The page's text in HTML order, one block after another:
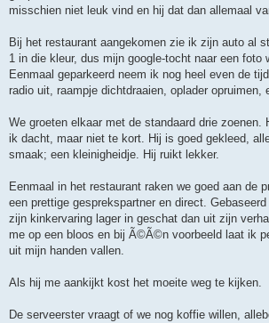
misschien niet leuk vind en hij dat dan allemaal
Bij het restaurant aangekomen zie ik zijn auto al
1 in die kleur, dus mijn google-tocht naar een foto
Eenmaal geparkeerd neem ik nog heel even de
radio uit, raampje dichtdraaien, oplader opruimen,
We groeten elkaar met de standaard drie zoenen.
ik dacht, maar niet te kort. Hij is goed gekleed,
smaak; een kleinigheidje. Hij ruikt lekker.
Eenmaal in het restaurant raken we goed aan de
een prettige gesprekspartner en direct.
zijn kinkervaring lager in geschat dan uit zijn
me op een bloos en bij Ã©Ã©n voorbeeld laat ik
uit mijn handen vallen.
Als hij me aankijkt kost het moeite weg te kijken.
De serveerster vraagt of we nog koffie willen,